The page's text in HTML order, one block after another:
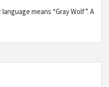
means “Gray Wolf”. A